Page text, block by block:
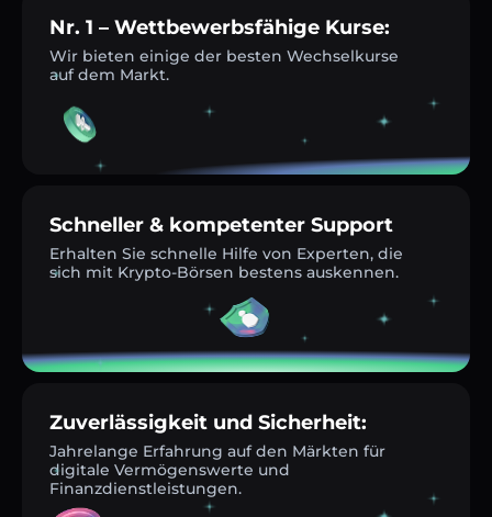
Nr. 1 – Wettbewerbsfähige Kurse:
Wir bieten einige der besten Wechselkurse
auf dem Markt.
Schneller & kompetenter Support
Erhalten Sie schnelle Hilfe von Experten, die
sich mit Krypto-Börsen bestens auskennen.
Zuverlässigkeit und Sicherheit:
Jahrelange Erfahrung auf den Märkten für
digitale Vermögenswerte und
Finanzdienstleistungen.